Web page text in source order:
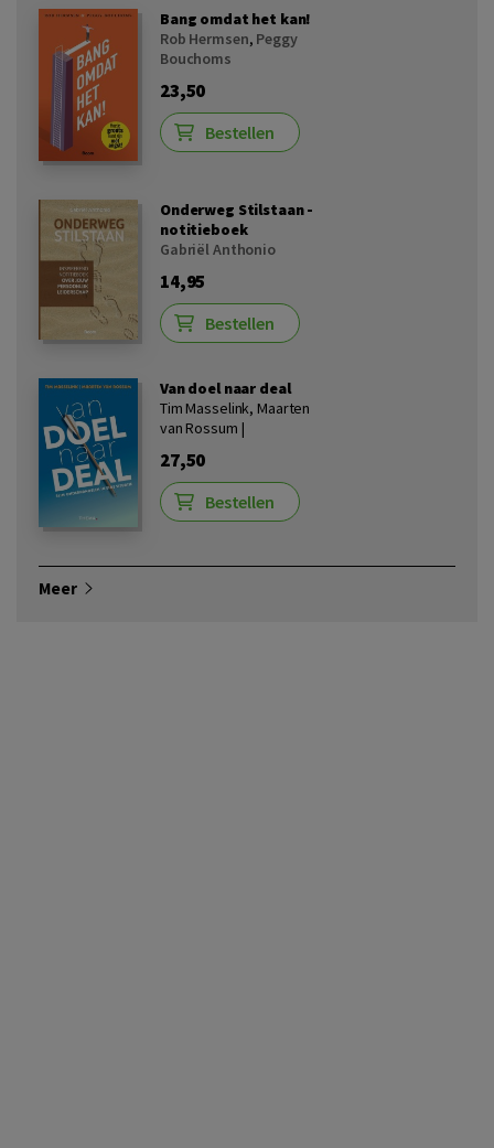
Bang omdat het kan!
Rob Hermsen, Peggy
Bouchoms
23,50
Bestellen
Onderweg Stilstaan -
notitieboek
Gabriël Anthonio
14,95
Bestellen
Van doel naar deal
Tim Masselink, Maarten
van Rossum |
27,50
Bestellen
Meer